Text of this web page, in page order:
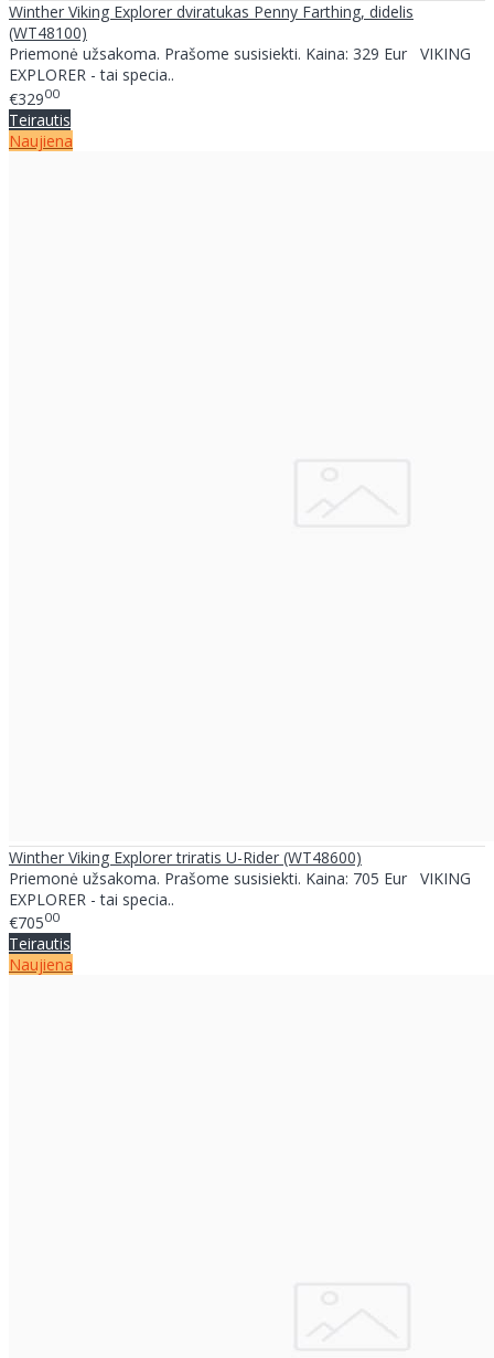
Winther Viking Explorer dviratukas Penny Farthing, didelis
(WT48100)
Priemonė užsakoma. Prašome susisiekti. Kaina: 329 Eur VIKING
EXPLORER - tai specia..
€32900
Teirautis
Naujiena
Winther Viking Explorer triratis U-Rider (WT48600)
Priemonė užsakoma. Prašome susisiekti. Kaina: 705 Eur VIKING
EXPLORER - tai specia..
€70500
Teirautis
Naujiena